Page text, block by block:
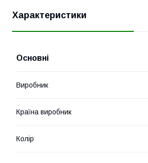
Характеристики
Основні
Виробник
Країна виробник
Колір